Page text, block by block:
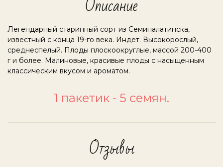
Легендарный старинный сорт из Семипалатинска,
известный с конца 19-го века. Индет. Высокорослый,
среднеспелый. Плоды плоскоокруглые, массой 200-400
г и более. Малиновые, красивые плоды с насыщенным
классическим вкусом и ароматом.
1 пакетик - 5 семян.
Отзывы